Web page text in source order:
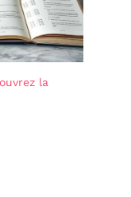
la